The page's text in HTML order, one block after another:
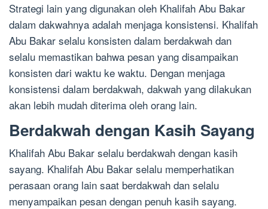
Strategi lain yang digunakan oleh Khalifah Abu Bakar
dalam dakwahnya adalah menjaga konsistensi. Khalifah
Abu Bakar selalu konsisten dalam berdakwah dan
selalu memastikan bahwa pesan yang disampaikan
konsisten dari waktu ke waktu. Dengan menjaga
konsistensi dalam berdakwah, dakwah yang dilakukan
akan lebih mudah diterima oleh orang lain.
Berdakwah dengan Kasih Sayang
Khalifah Abu Bakar selalu berdakwah dengan kasih
sayang. Khalifah Abu Bakar selalu memperhatikan
perasaan orang lain saat berdakwah dan selalu
menyampaikan pesan dengan penuh kasih sayang.